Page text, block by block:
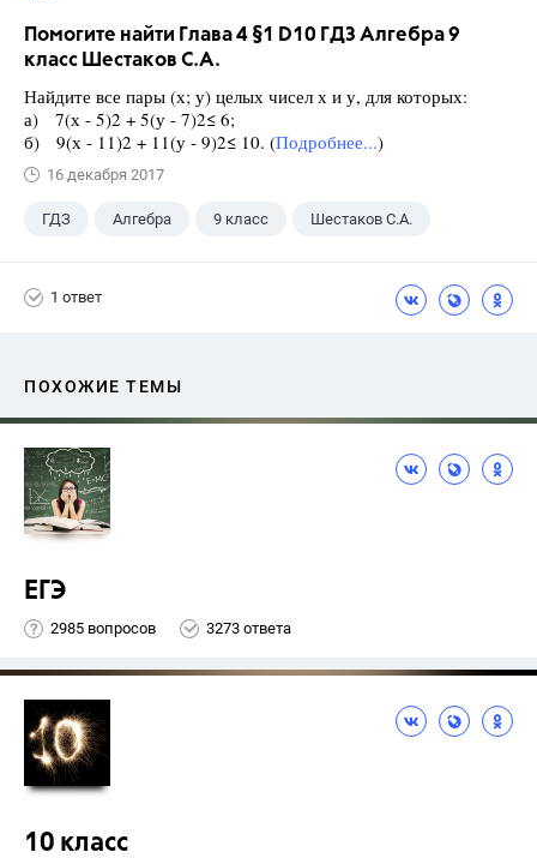
Помогите найти Глава 4 §1 D10 ГДЗ Алгебра 9
класс Шестаков С.А.
Найдите все пары (х; у) целых чисел х и у, для которых:
а) 7(х - 5)2 + 5(у - 7)2≤ 6;
б) 9(х - 11)2 + 11(у - 9)2≤ 10. (Подробнее...)
16 декабря 2017
ГДЗ Алгебра 9 класс Шестаков С.А.
1 ответ
ПОХОЖИЕ ТЕМЫ
ЕГЭ
2985 вопросов 3273 ответа
10 класс